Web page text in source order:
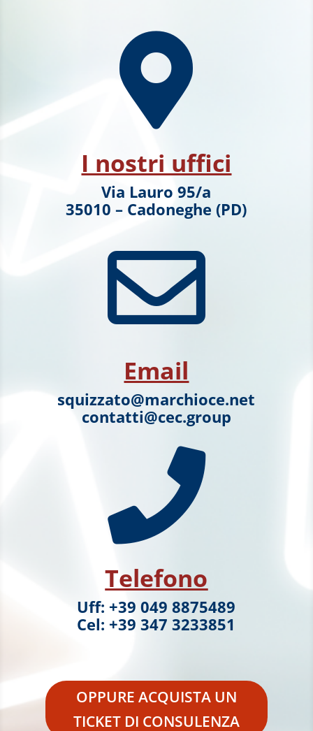

I nostri uffici
Via Lauro 95/a
35010 – Cadoneghe (PD)

Email
squizzato@marchioce.net
contatti@cec.group

Telefono
Uff: +39 049 8875489
Cel: +39 347 3233851
OPPURE ACQUISTA UN
TICKET DI CONSULENZA